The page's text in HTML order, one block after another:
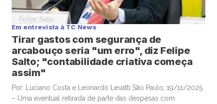
Em entrevista à TC News
Tirar gastos com segurança de
arcabouço seria "um erro", diz Felipe
Salto; "contabilidade criativa começa
assim"
Por: Luciano Costa e Leonardo Levatti São Paulo, 19/11/2025
– Uma eventual retirada de parte das despesas com